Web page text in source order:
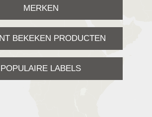
MERKEN
BEKEKEN PRODUCTEN
POPULAIRE LABELS